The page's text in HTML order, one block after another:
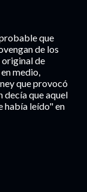
que
de los
original de
medio,
que provocó
decía que aquel
había leído" en